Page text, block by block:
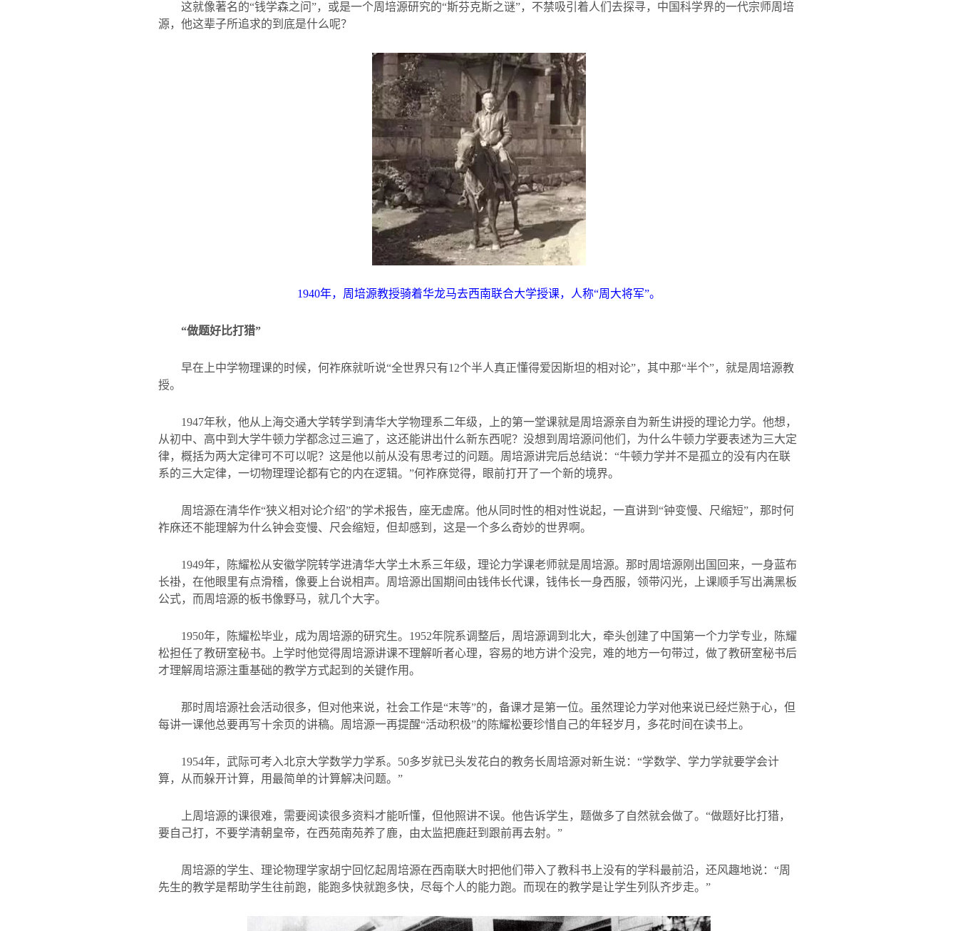
这就像著名的“钱学森之问”，或是一个周培源研究的“斯芬克斯之谜”，不禁吸引着人们去探寻，中国科学界的一代宗师周培
源，他这辈子所追求的到底是什么呢？
1940年，周培源教授骑着华龙马去西南联合大学授课，人称“周大将军”。
“做题好比打猎”
早在上中学物理课的时候，何祚庥就听说“全世界只有12个半人真正懂得爱因斯坦的相对论”，其中那“半个”，就是周培源教
授。
1947年秋，他从上海交通大学转学到清华大学物理系二年级，上的第一堂课就是周培源亲自为新生讲授的理论力学。他想，
从初中、高中到大学牛顿力学都念过三遍了，这还能讲出什么新东西呢？没想到周培源问他们，为什么牛顿力学要表述为三大定
律，概括为两大定律可不可以呢？这是他以前从没有思考过的问题。周培源讲完后总结说：“牛顿力学并不是孤立的没有内在联
系的三大定律，一切物理理论都有它的内在逻辑。”何祚庥觉得，眼前打开了一个新的境界。
周培源在清华作“狭义相对论介绍”的学术报告，座无虚席。他从同时性的相对性说起，一直讲到“钟变慢、尺缩短”，那时何
祚庥还不能理解为什么钟会变慢、尺会缩短，但却感到，这是一个多么奇妙的世界啊。
1949年，陈耀松从安徽学院转学进清华大学土木系三年级，理论力学课老师就是周培源。那时周培源刚出国回来，一身蓝布
长褂，在他眼里有点滑稽，像要上台说相声。周培源出国期间由钱伟长代课，钱伟长一身西服，领带闪光，上课顺手写出满黑板
公式，而周培源的板书像野马，就几个大字。
1950年，陈耀松毕业，成为周培源的研究生。 1952年院系调整后，周培源调到北大，牵头创建了中国第一个力学专业，陈耀
松担任了教研室秘书。上学时他觉得周培源讲课不理解听者心理，容易的地方讲个没完，难的地方一句带过，做了教研室秘书后
才理解周培源注重基础的教学方式起到的关键作用。
那时周培源社会活动很多，但对他来说，社会工作是“末等”的，备课才是第一位。虽然理论力学对他来说已经烂熟于心，但
每讲一课他总要再写十余页的讲稿。周培源一再提醒“活动积极”的陈耀松要珍惜自己的年轻岁月，多花时间在读书上。
1954年，武际可考入北京大学数学力学系。 50多岁就已头发花白的教务长周培源对新生说：“学数学、学力学就要学会计
算，从而躲开计算，用最简单的计算解决问题。”
上周培源的课很难，需要阅读很多资料才能听懂，但他照讲不误。他告诉学生，题做多了自然就会做了。“做题好比打猎，
要自己打，不要学清朝皇帝，在西苑南苑养了鹿，由太监把鹿赶到跟前再去射。”
周培源的学生、理论物理学家胡宁回忆起周培源在西南联大时把他们带入了教科书上没有的学科最前沿，还风趣地说：“周
先生的教学是帮助学生往前跑，能跑多快就跑多快，尽每个人的能力跑。而现在的教学是让学生列队齐步走。”